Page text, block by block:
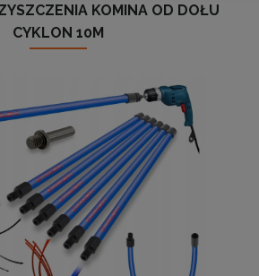
KOMINA OD DOŁU
CYKLON 10M